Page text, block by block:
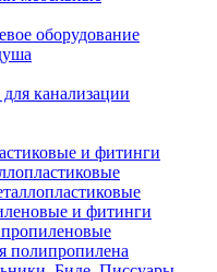
оборудование
канализации
и фитинги
и фитинги
полипропилена